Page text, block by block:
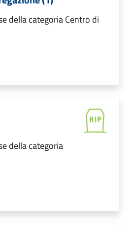
della categoria Centro di
della categoria